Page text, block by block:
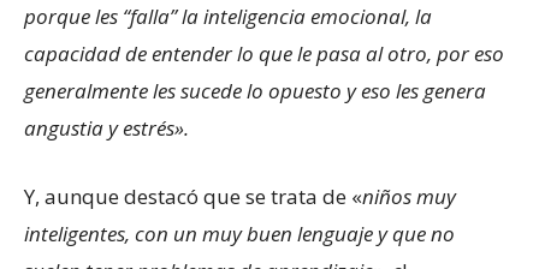
porque les “falla” la inteligencia emocional, la
capacidad de entender lo que le pasa al otro, por eso
generalmente les sucede lo opuesto y eso les genera
angustia y estrés».
Y, aunque destacó que se trata de «niños muy
inteligentes, con un muy buen lenguaje y que no